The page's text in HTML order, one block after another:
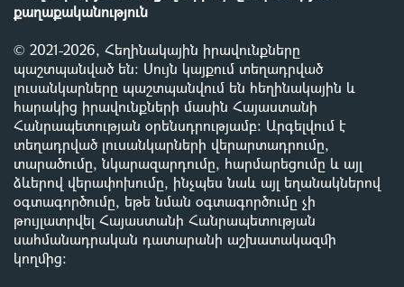
քաղաքականություն
© 2021-2026, Հեղինակային իրավունքները
պաշտպանված են: Սույն կայքում տեղադրված
լուսանկարները պաշտպանվում են հեղինակային և
հարակից իրավունքների մասին Հայաստանի
Հանրապետության օրենսդրությամբ: Արգելվում է
տեղադրված լուսանկարների վերարտադրումը,
տարածումը, նկարազարդումը, հարմարեցումը և այլ
ձևերով վերափոխումը, ինչպես նաև այլ եղանակներով
օգտագործումը, եթե նման օգտագործումը չի
թույլատրվել Հայաստանի Հանրապետության
սահմանադրական դատարանի աշխատակազմի
կողմից: